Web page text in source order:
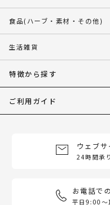
食品(ハーブ・素材・その他)
生活雑貨
特徴から探す
ご利用ガイド
ウェブ
24時間承
お電話で
平日9:00